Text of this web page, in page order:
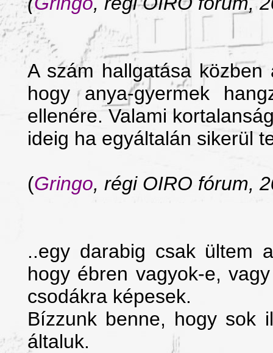
A szám hallgatása
hogy anya-gyermek
ellenére. Valami
ideig ha egyáltalán sikerül
(Gringo, régi OIRO fórum,
..egy darabig csak ültem
hogy ébren vagyok-e,
csodákra képesek.
Bízzunk benne, hogy sok
általuk.